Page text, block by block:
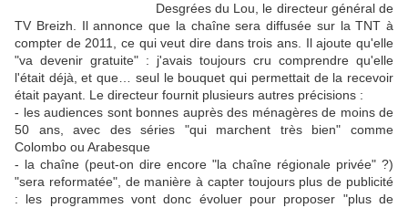
Desgrées du Lou, le directeur général de
TV Breizh. Il annonce que la chaîne sera diffusée sur la TNT à
compter de 2011, ce qui veut dire dans trois ans. Il ajoute qu'elle
"va devenir gratuite" : j'avais toujours cru comprendre qu'elle
l'était déjà, et que… seul le bouquet qui permettait de la recevoir
était payant. Le directeur fournit plusieurs autres précisions :
- les audiences sont bonnes auprès des ménagères de moins de
50 ans, avec des séries "qui marchent très bien" comme
Colombo ou Arabesque
- la chaîne (peut-on dire encore "la chaîne régionale privée" ?)
"sera reformatée", de manière à capter toujours plus de publicité
: les programmes vont donc évoluer pour proposer "plus de